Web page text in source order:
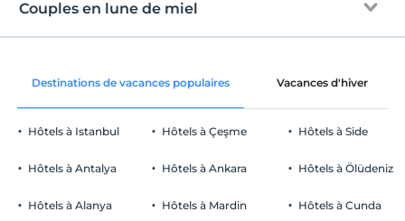
Drapeau bleu
Chaise longue et parasol
Libérer wifi
chambres
Stationnement (sur place)
Après 14:00
Vérifier
animaux
enfants
1 enfant(s) jusqu'à l'âge de 6 ans par chambre n'est/ne sont pas
facturé(s)
Couples en lune de miel
décoration de la chambre
Corbeille de fruits dans la chambre
Destinations de vacances populaires Vacances d'hiver
Hôtels à Istanbul
Hôtels à Antalya
Hôtels à Alanya
Hôtels à Çeşme
Hôtels à Ankara
Hôtels à Mardin
Hôtels à Side
Hôtels à Ölüdeniz
Hôtels à Cunda